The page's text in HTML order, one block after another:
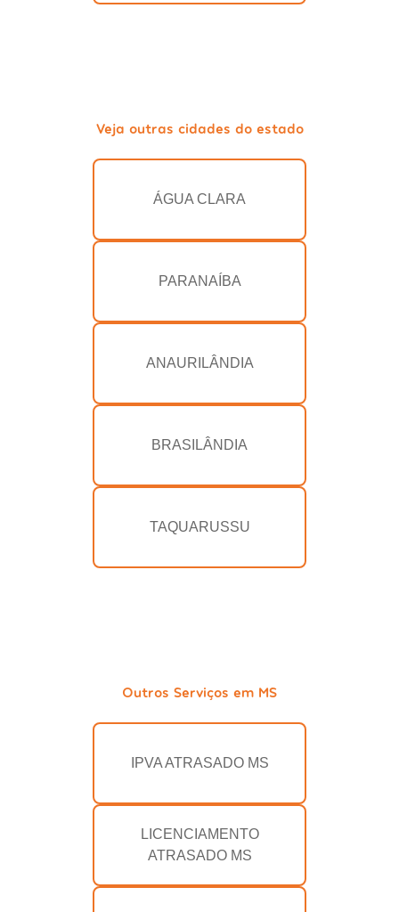
Veja outras cidades do estado
ÁGUA CLARA
PARANAÍBA
ANAURILÂNDIA
BRASILÂNDIA
TAQUARUSSU
Outros Serviços em MS
IPVA ATRASADO MS
LICENCIAMENTO
ATRASADO MS